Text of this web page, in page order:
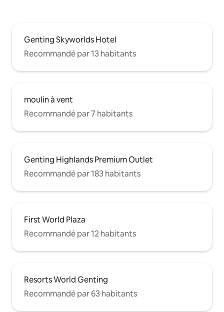
Genting Skyworlds Hotel
Recommandé par 13 habitants
moulin à vent
Recommandé par 7 habitants
Genting Highlands Premium Outlet
Recommandé par 183 habitants
First World Plaza
Recommandé par 12 habitants
Resorts World Genting
Recommandé par 63 habitants